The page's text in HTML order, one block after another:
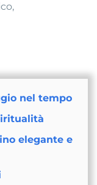
nel tempo
elegante e